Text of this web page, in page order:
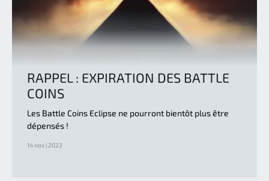
RAPPEL : EXPIRATION DES BATTLE
COINS
Les Battle Coins Eclipse ne pourront bientôt plus être
dépensés !
14 nov | 2023